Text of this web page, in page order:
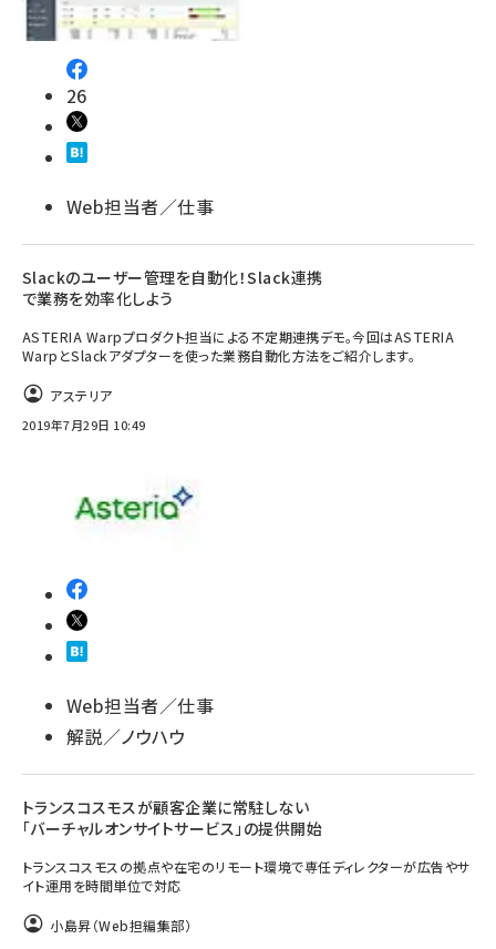
26
Web担当者／仕事
Slackのユーザー管理を自動化！Slack連携
で業務を効率化しよう
ASTERIA Warpプロダクト担当による不定期連携デモ。今回はASTERIA
WarpとSlackアダプターを使った業務自動化方法をご紹介します。
アステリア
2019年7月29日 10:49
Web担当者／仕事
解説／ノウハウ
トランスコスモスが顧客企業に常駐しない
「バーチャルオンサイトサービス」の提供開始
トランスコスモスの拠点や在宅のリモート環境で専任ディレクターが広告やサ
イト運用を時間単位で対応
小島昇（Web担編集部）